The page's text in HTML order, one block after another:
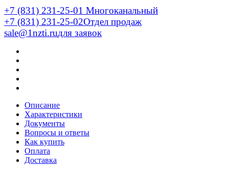
+7 (831) 231-25-01 Многоканальный
+7 (831) 231-25-02Отдел продаж
sale@1nzti.ruдля заявок
Описание
Характеристики
Документы
Вопросы и ответы
Как купить
Оплата
Доставка